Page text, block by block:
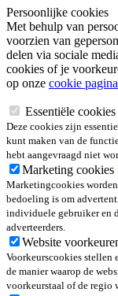
Persoonlijke cookies
Met behulp van
voorzien van
delen via sociale
cookies of je
op onze cookie pagina
Essentiële cookies
Deze cookies zijn
kunt maken van de
hebt aangevraagd niet
Marketing cookies
Marketingcookies
bedoeling is om
individuele gebruiker en
adverteerders.
Website
Voorkeurscookies stellen
de manier waarop de
voorkeurstaal of de regio